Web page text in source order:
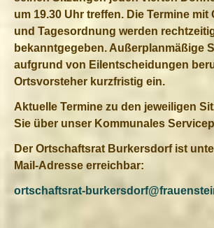
um 19.30 Uhr treffen. Die Termine mit
und Tagesordnung werden
bekanntgegeben. Außerplanmäßige
aufgrund von Eilentscheidungen
Ortsvorsteher kurzfristig ein.
Aktuelle Termine zu den jeweiligen
Sie über unser Kommunales
Der Ortschaftsrat Burkersdorf ist
Mail-Adresse erreichbar:
ortschaftsrat-